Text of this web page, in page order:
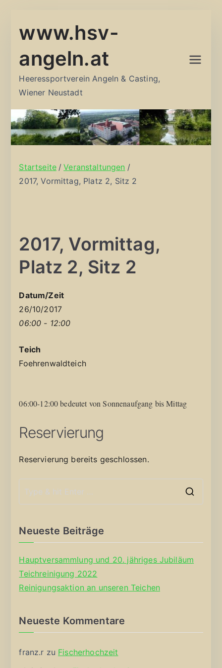
Inhalt
www.hsv-
angeln.at
Heeressportverein Angeln & Casting,
Wiener Neustadt
Startseite
Veranstaltungen
2017, Vormittag, Platz 2, Sitz 2
2017, Vormittag,
Platz 2, Sitz 2
Datum/Zeit
26/10/2017
06:00 - 12:00
Teich
Foehrenwaldteich
06:00-12:00 bedeutet von Sonnenaufgang bis Mittag
Reservierung
Reservierung bereits geschlossen.
Neueste Beiträge
Hauptversammlung und 20. jähriges Jubiläum
Teichreinigung 2022
Reinigungsaktion an unseren Teichen
Neueste Kommentare
franz.r zu Fischerhochzeit